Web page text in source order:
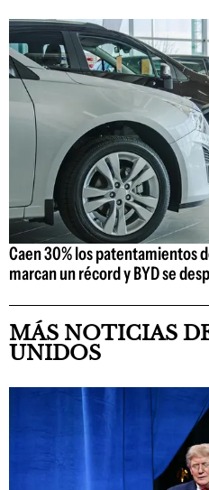
Caen 30% los patentamientos
marcan un récord y BYD se
MÁS NOTICIAS
UNIDOS